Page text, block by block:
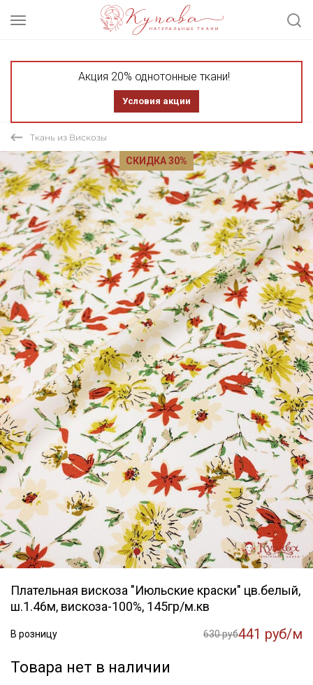
Акция 20% однотонные ткани!
Условия акции
Ткань из Вискозы
СКИДКА 30%
Плательная вискоза "Июльские краски" цв.белый,
ш.1.46м, вискоза-100%, 145гр/м.кв
В розницу 630 руб441 руб/м
Товара нет в наличии